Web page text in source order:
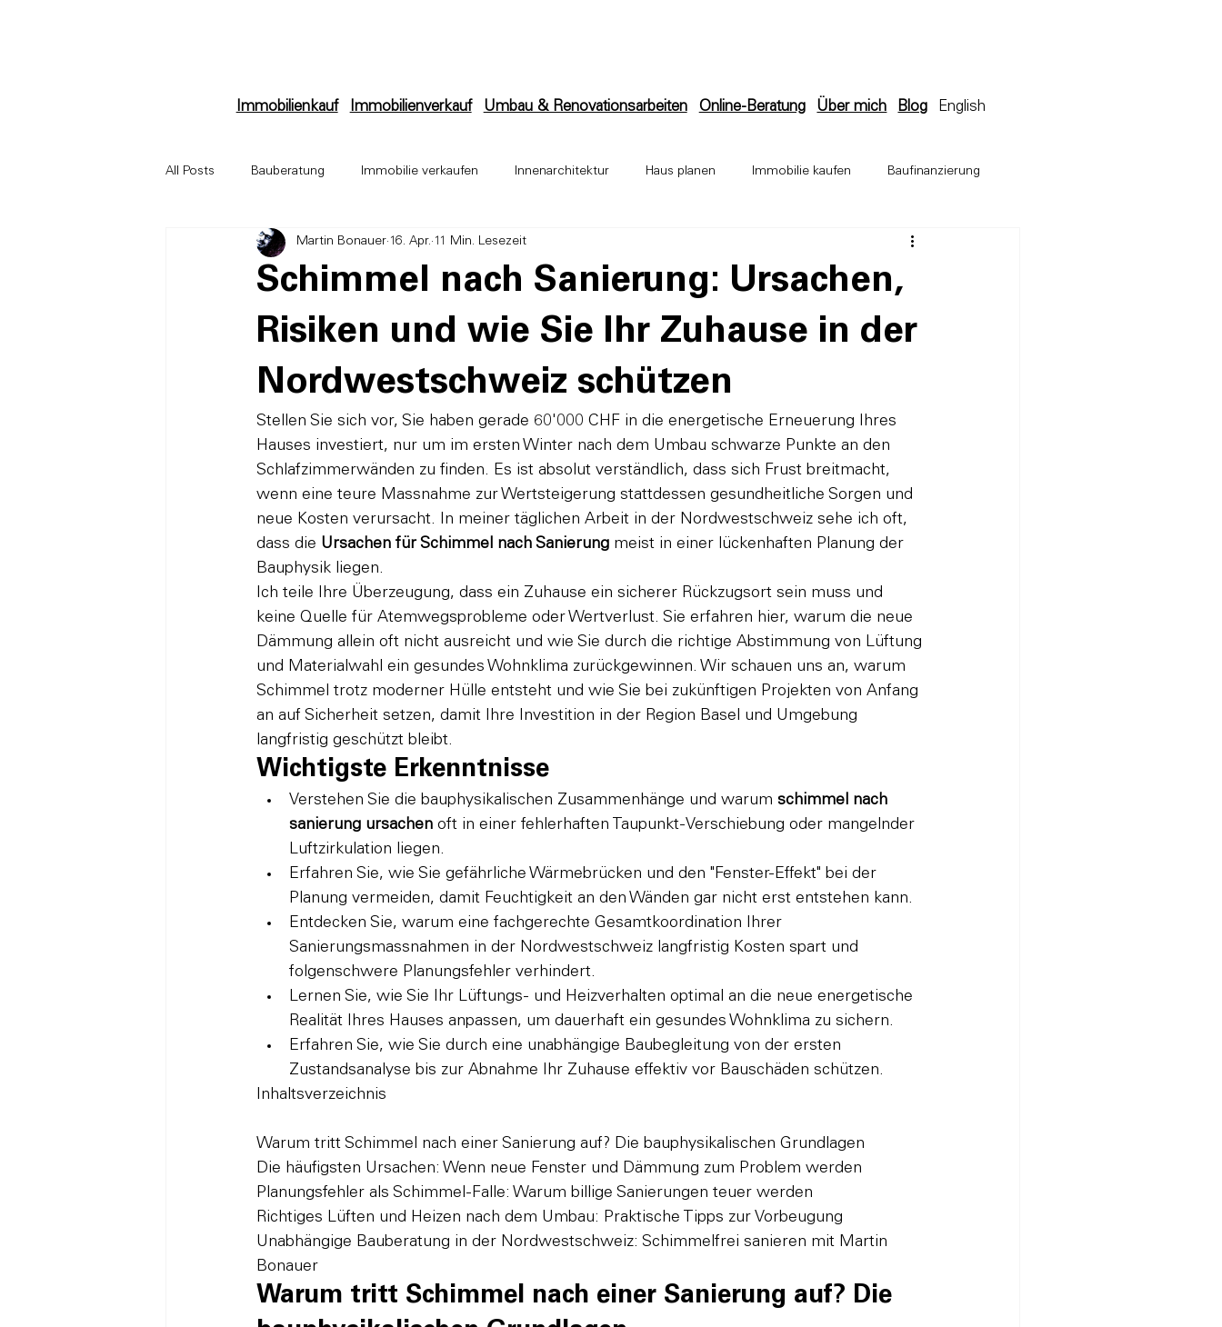
Immobilienkauf Immobilienverkauf Umbau & Renovationsarbeiten Online-Beratung Über mich Blog English
All Posts Bauberatung Immobilie verkaufen Innenarchitektur Haus planen Immobilie kaufen Baufinanzierung
Immobilienbewertung Architektur Anbau
Schimmel nach Sanierung: Ursachen,
Risiken und wie Sie Ihr Zuhause in der
Nordwestschweiz schützen
Martin Bonauer 16. Apr. 11 Min. Lesezeit
Stellen Sie sich vor, Sie haben gerade 60'000 CHF in die energetische Erneuerung Ihres
Hauses investiert, nur um im ersten Winter nach dem Umbau schwarze Punkte an den
Schlafzimmerwänden zu finden. Es ist absolut verständlich, dass sich Frust breitmacht,
wenn eine teure Massnahme zur Wertsteigerung stattdessen gesundheitliche Sorgen und
neue Kosten verursacht. In meiner täglichen Arbeit in der Nordwestschweiz sehe ich oft,
dass die Ursachen für Schimmel nach Sanierung meist in einer lückenhaften Planung der
Bauphysik liegen.
Ich teile Ihre Überzeugung, dass ein Zuhause ein sicherer Rückzugsort sein muss und
keine Quelle für Atemwegsprobleme oder Wertverlust. Sie erfahren hier, warum die neue
Dämmung allein oft nicht ausreicht und wie Sie durch die richtige Abstimmung von Lüftung
und Materialwahl ein gesundes Wohnklima zurückgewinnen. Wir schauen uns an, warum
Schimmel trotz moderner Hülle entsteht und wie Sie bei zukünftigen Projekten von Anfang
an auf Sicherheit setzen, damit Ihre Investition in der Region Basel und Umgebung
langfristig geschützt bleibt.
Wichtigste Erkenntnisse
Verstehen Sie die bauphysikalischen Zusammenhänge und warum schimmel nach
sanierung ursachen oft in einer fehlerhaften Taupunkt-Verschiebung oder mangelnder
Luftzirkulation liegen.
Erfahren Sie, wie Sie gefährliche Wärmebrücken und den "Fenster-Effekt" bei der
Planung vermeiden, damit Feuchtigkeit an den Wänden gar nicht erst entstehen kann.
Entdecken Sie, warum eine fachgerechte Gesamtkoordination Ihrer
Sanierungsmassnahmen in der Nordwestschweiz langfristig Kosten spart und
folgenschwere Planungsfehler verhindert.
Lernen Sie, wie Sie Ihr Lüftungs- und Heizverhalten optimal an die neue energetische
Realität Ihres Hauses anpassen, um dauerhaft ein gesundes Wohnklima zu sichern.
Erfahren Sie, wie Sie durch eine unabhängige Baubegleitung von der ersten
Zustandsanalyse bis zur Abnahme Ihr Zuhause effektiv vor Bauschäden schützen.
Inhaltsverzeichnis
Warum tritt Schimmel nach einer Sanierung auf? Die bauphysikalischen Grundlagen
Die häufigsten Ursachen: Wenn neue Fenster und Dämmung zum Problem werden
Planungsfehler als Schimmel-Falle: Warum billige Sanierungen teuer werden
Richtiges Lüften und Heizen nach dem Umbau: Praktische Tipps zur Vorbeugung
Unabhängige Bauberatung in der Nordwestschweiz: Schimmelfrei sanieren mit Martin
Bonauer
Warum tritt Schimmel nach einer Sanierung auf? Die